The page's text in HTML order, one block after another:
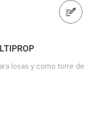
losas y como torre de